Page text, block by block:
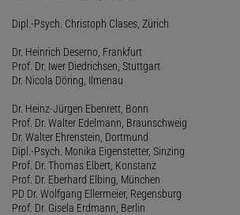
Dipl.-Psych. Christoph Clases, Zürich
Dr. Heinrich Deserno, Frankfurt
Prof. Dr. Iwer Diedrichsen, Stuttgart
Dr. Nicola Döring, Ilmenau
Dr. Heinz-Jürgen Ebenrett, Bonn
Prof. Dr. Walter Edelmann, Braunschweig
Dr. Walter Ehrenstein, Dortmund
Dipl.-Psych. Monika Eigenstetter, Sinzing
Prof. Dr. Thomas Elbert, Konstanz
Prof. Dr. Eberhard Elbing, München
PD Dr. Wolfgang Ellermeier, Regensburg
Prof. Dr. Gisela Erdmann, Berlin